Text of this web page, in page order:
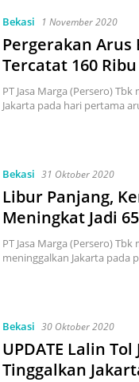
Bekasi 1 November 2020
Pergerakan
Tercatat 160
PT Jasa Marga (Persero)
Jakarta pada hari pertama
Bekasi 31 Oktober 2020
Libur Panjang,
Meningkat Jadi
PT Jasa Marga (Persero)
meninggalkan Jakarta pada
Bekasi 30 Oktober 2020
UPDATE Lalin
Tinggalkan